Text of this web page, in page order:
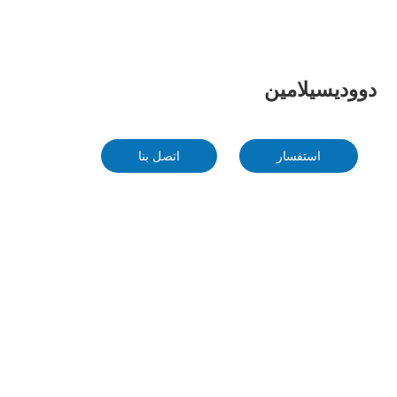
دووديسيلامين
استفسار اتصل بنا